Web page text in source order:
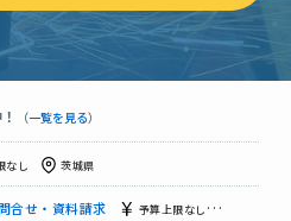
（一覧を見る）
求 予算上限なし 茨城県
社様を募集）3名程度 月50万円まで 茨
作について
なし 茨城県
合せ・資料請求 予算上限なし